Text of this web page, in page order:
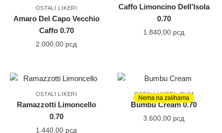
OSTALI LIKERI
Amaro Del Capo Vecchio
Caffo 0.70
2.000,00 рсд
Caffo Limoncino Dell’Isola
0.70
1.840,00 рсд
OSTALI LIKERI
Ramazzotti Limoncello
0.70
1.440,00 рсд
Nema na zalihama
OSTALI LIKERI,RUM
Bumbu Cream 0.70
3.600,00 рсд